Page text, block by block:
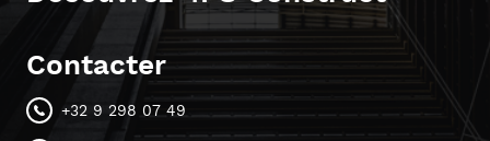
Contacter
+32 9 298 07 49